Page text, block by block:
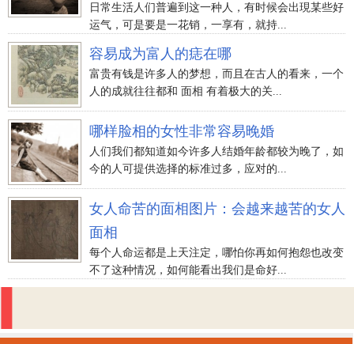
日常生活人们普遍到这一种人，有时候会出現某些好
运气，可是要是一花销，一享有，就持...
容易成为富人的痣在哪
富贵有钱是许多人的梦想，而且在古人的看来，一个
人的成就往往都和 面相 有着极大的关...
哪样脸相的女性非常容易晚婚
人们我们都知道如今许多人结婚年龄都较为晚了，如
今的人可提供选择的标准过多，应对的...
女人命苦的面相图片：会越来越苦的女人
面相
每个人命运都是上天注定，哪怕你再如何抱怨也改变
不了这种情况，如何能看出我们是命好...